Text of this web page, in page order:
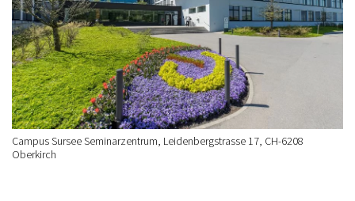
Campus Sursee Seminarzentrum, Leidenbergstrasse 17, CH-6208
Oberkirch